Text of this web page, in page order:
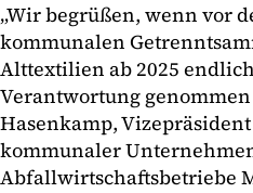
„Wir begrüßen, wenn vor
kommunalen
Alttextilien ab 2025
Verantwortung
Hasenkamp,
kommunaler
Abfallwirtschaftsbetriebe